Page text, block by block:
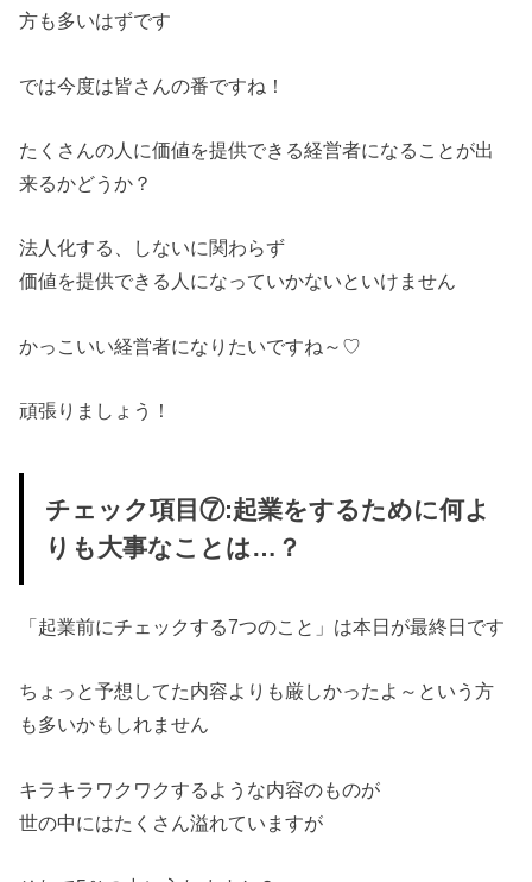
方も多いはずです
では今度は皆さんの番ですね！
たくさんの人に価値を提供できる経営者になることが出
来るかどうか？
法人化する、しないに関わらず
価値を提供できる人になっていかないといけません
かっこいい経営者になりたいですね～♡
頑張りましょう！
チェック項目⑦:起業をするために何よ
りも大事なことは…？
「起業前にチェックする7つのこと」は本日が最終日です
ちょっと予想してた内容よりも厳しかったよ～という方
も多いかもしれません
キラキラワクワクするような内容のものが
世の中にはたくさん溢れていますが